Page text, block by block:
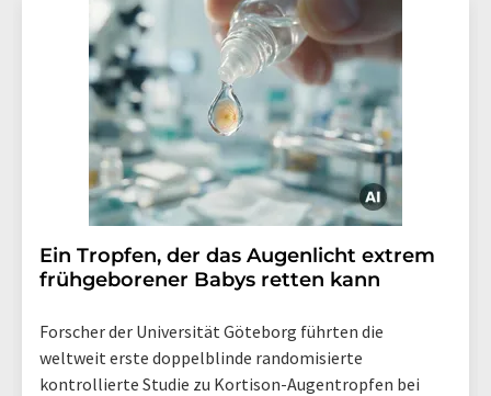
Ein Tropfen, der das Augenlicht extrem
frühgeborener Babys retten kann
Forscher der Universität Göteborg führten die
weltweit erste doppelblinde randomisierte
kontrollierte Studie zu Kortison-Augentropfen bei